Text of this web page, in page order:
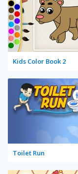
Kids Color Book 2
Toilet Run